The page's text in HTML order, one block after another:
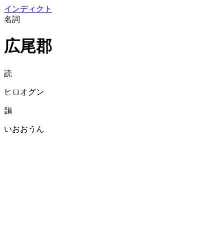
インディクト
名詞
広尾郡
読
ヒロオグン
韻
いおおうん